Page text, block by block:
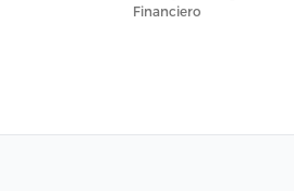
Financiero